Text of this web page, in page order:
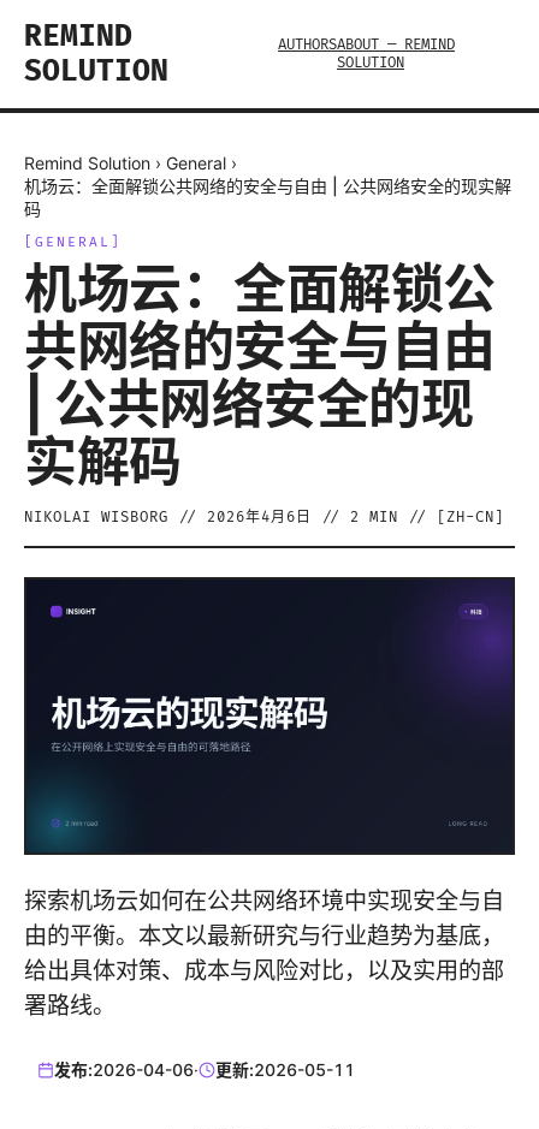
REMIND
SOLUTION
AUTHORSABOUT — REMIND
SOLUTION
Remind Solution › General ›
机场云：全面解锁公共网络的安全与自由 | 公共网络安全的现实解
码
GENERAL
机场云：全面解锁公
共网络的安全与自由
| 公共网络安全的现
实解码
NIKOLAI WISBORG // 2026年4月6日 // 2 MIN // [ ZH-CN
探索机场云如何在公共网络环境中实现安全与自
由的平衡。本文以最新研究与行业趋势为基底，
给出具体对策、成本与风险对比，以及实用的部
署路线。
发布:2026-04-06· 更新:2026-05-11